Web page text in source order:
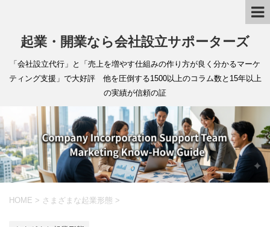
起業・開業なら会社設立サポーターズ
「会社設立代行」と「売上を増やす仕組みの作り方が良く分かるマーケ
ティング支援」で大好評 他を圧倒する1500以上のコラム数と15年以上
の実績が信頼の証
HOME > さまざまな起業形態 >